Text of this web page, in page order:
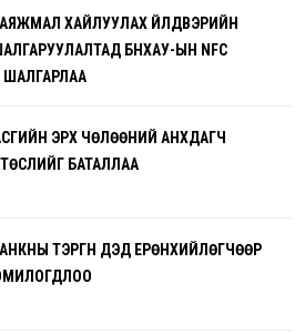
ХАЙЛУУЛАХ ҮЙЛДВЭРИЙН
БНХАУ-ЫН NFC
ЭРХ ЧӨЛӨӨНИЙ АНХДАГЧ
БАТАЛЛАА
ТЭРГҮҮН ДЭД ЕРӨНХИЙЛӨГЧӨӨР